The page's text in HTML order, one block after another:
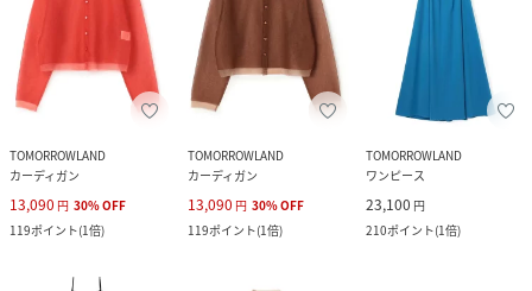
TOMORROWLAND
カーディガン
13,090 円 30%OFF
119ポイント(1倍)
TOMORROWLAND
カーディガン
13,090 円 30%OFF
119ポイント(1倍)
TOMORROWLAND
ワンピース
23,100 円
210ポイント(1倍)